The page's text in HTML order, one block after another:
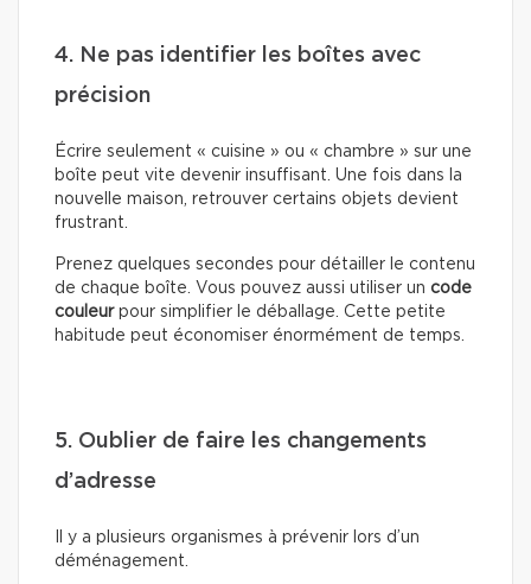
4. Ne pas identifier les boîtes avec
précision
Écrire seulement « cuisine » ou « chambre » sur une
boîte peut vite devenir insuffisant. Une fois dans la
nouvelle maison, retrouver certains objets devient
frustrant.
Prenez quelques secondes pour détailler le contenu
de chaque boîte. Vous pouvez aussi utiliser un code
couleurpour simplifier le déballage. Cette petite
habitude peut économiser énormément de temps.
5. Oublier de faire les changements
d’adresse
Il y a plusieurs organismes à prévenir lors d’un
déménagement.